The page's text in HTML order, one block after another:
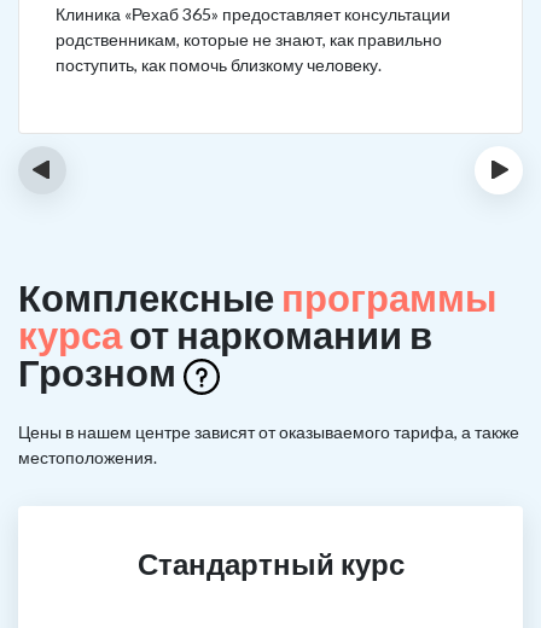
Клиника «Рехаб 365» предоставляет консультации
родственникам, которые не знают, как правильно
поступить, как помочь близкому человеку.
‹ ›
Комплексные программы
курсаот наркомании в
Грозном
Цены в нашем центре зависят от оказываемого тарифа, а также
местоположения.
Стандартный курс